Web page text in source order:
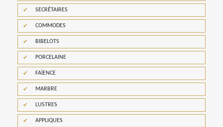
SECRÉTAIRES
COMMODES
BIBELOTS
PORCELAINE
FAÏENCE
MARBRE
LUSTRES
APPLIQUES